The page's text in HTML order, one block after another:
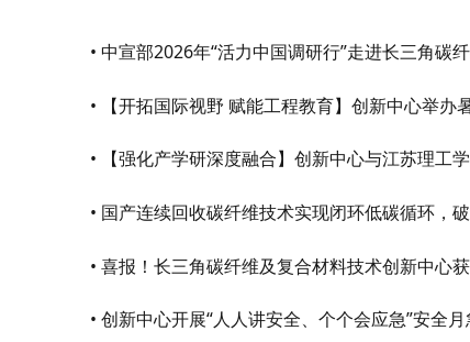
• 【开拓国际视野 赋能工程教育】创新中心举办
• 创新中心开展“人人讲安全、个个会应急”安全